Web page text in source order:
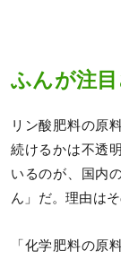
ふんが注
リン酸肥料の原
続けるかは不透
いるのが、国内
ん」だ。理由は
「化学肥料の原